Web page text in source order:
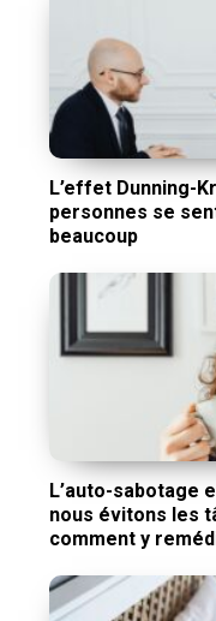
L’effet Dunning-
personnes se
beaucoup
L’auto-sabotage
nous évitons les
comment y